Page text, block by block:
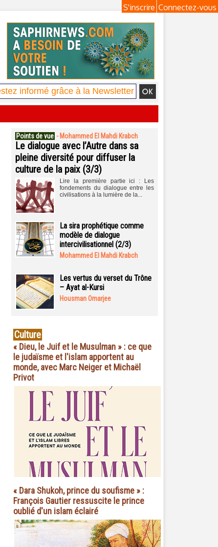
Connectez-vous
S'inscrire
Points de vue - Mohammed El Mahdi Krabch
Le dialogue avec l’Autre dans sa
pleine diversité pour diffuser la
culture de la paix (3/3)
Lire la première partie ici : Les
fondements du dialogue entre les
civilisations à la lumière de la...
La sira prophétique comme
modèle de dialogue
intercivilisationnel (2/3)
Mohammed El Mahdi Krabch
Les vertus du verset du Trône
– Ayat al-Kursi
Housman Omarjee
Culture
« Dieu, le Juif et le Musulman » : ce que
le judaïsme et l'islam apportent au
monde, avec Marc Neiger et Michaël
Privot
« Dara Shukoh, prince du soufisme » :
François Gautier ressuscite le prince
oublié d'un islam éclairé